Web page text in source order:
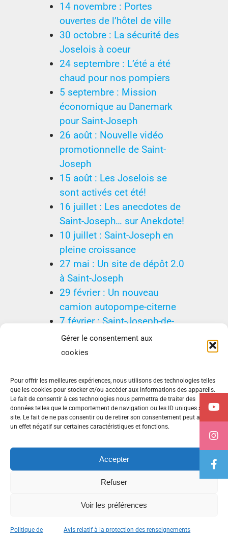
Gérer le consentement aux
cookies
Pour offrir les meilleures expériences, nous utilisons des technologies telles
que les cookies pour stocker et/ou accéder aux informations des appareils.
Le fait de consentir à ces technologies nous permettra de traiter des
données telles que le comportement de navigation ou les ID uniques sur ce
site. Le fait de ne pas consentir ou de retirer son consentement peut avoir
un effet négatif sur certaines caractéristiques et fonctions.
Accepter
Refuser
Voir les préférences
Politique de Avis relatif à la protection des renseignements
14 novembre : Portes
ouvertes de l’hôtel de ville
30 octobre : La sécurité des
Joselois à coeur
24 septembre : L’été a été
chaud pour nos pompiers
5 septembre : Mission
économique au Danemark
pour Saint-Joseph
26 août : Nouvelle vidéo
promotionnelle de Saint-
Joseph
15 août : Les Joselois se
sont activés cet été!
16 juillet : Les anecdotes de
Saint-Joseph… sur Anekdote!
10 juillet : Saint-Joseph en
pleine croissance
27 mai : Un site de dépôt 2.0
à Saint-Joseph
29 février : Un nouveau
camion autopompe-citerne
7 février : Saint-Joseph-de-
Beauce, une ville active… et
pro-active
Avis relatif à la protection des renseignements personnels
communications